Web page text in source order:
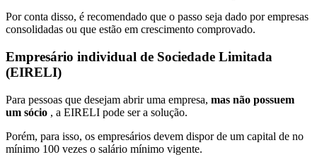
Por conta disso, é recomendado que o passo seja dado por empresas
consolidadas ou que estão em crescimento comprovado.
Empresário individual de Sociedade Limitada
(EIRELI)
Para pessoas que desejam abrir uma empresa, mas não possuem
um sócio , a EIRELI pode ser a solução.
Porém, para isso, os empresários devem dispor de um capital de no
mínimo 100 vezes o salário mínimo vigente.